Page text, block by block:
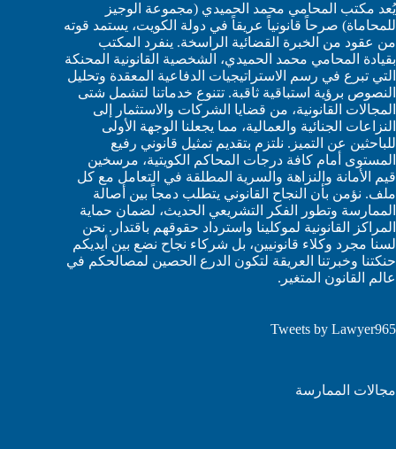
يُعد مكتب المحامي محمد الحميدي (مجموعة الوجيز
للمحاماة) صرحاً قانونياً عريقاً في دولة الكويت، يستمد قوته
من عقود من الخبرة القضائية الراسخة. ينفرد المكتب
بقيادة المحامي محمد الحميدي، الشخصية القانونية المحنكة
التي تبرع في رسم الاستراتيجيات الدفاعية المعقدة وتحليل
النصوص برؤية استباقية ثاقبة. تتنوع خدماتنا لتشمل شتى
المجالات القانونية، من قضايا الشركات والاستثمار إلى
النزاعات الجنائية والعمالية، مما يجعلنا الوجهة الأولى
للباحثين عن التميز. نلتزم بتقديم تمثيل قانوني رفيع
المستوى أمام كافة درجات المحاكم الكويتية، مرسخين
قيم الأمانة والنزاهة والسرية المطلقة في التعامل مع كل
ملف. نؤمن بأن النجاح القانوني يتطلب دمجاً بين أصالة
الممارسة وتطور الفكر التشريعي الحديث، لضمان حماية
المراكز القانونية لموكلينا واسترداد حقوقهم باقتدار. نحن
لسنا مجرد وكلاء قانونيين، بل شركاء نجاح نضع بين أيديكم
حنكتنا وخبرتنا العريقة لتكون الدرع الحصين لمصالحكم في
عالم القانون المتغير.
Tweets by Lawyer965
مجالات الممارسة